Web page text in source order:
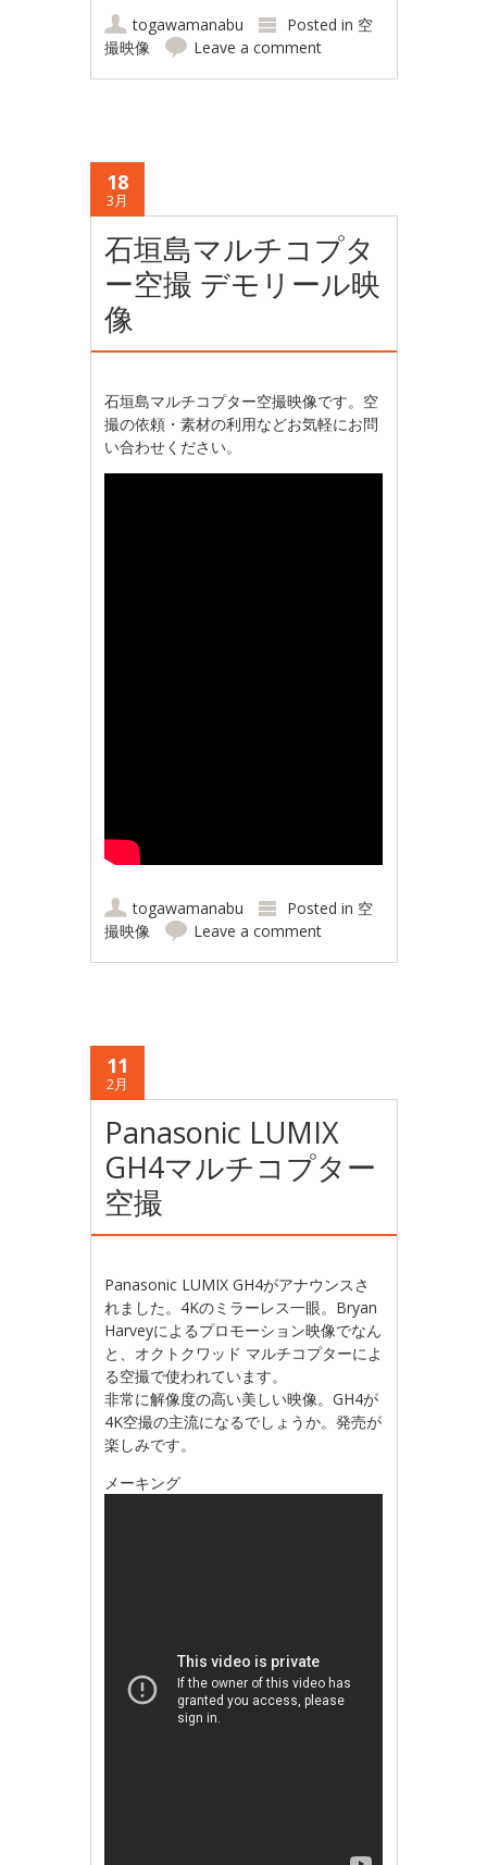
togawamanabu Posted in 空
撮映像
Leave a comment
18
3月
石垣島マルチコプタ
ー空撮 デモリール映
像
石垣島マルチコプター空撮映像です。空
撮の依頼・素材の利用などお気軽にお問
い合わせください。
togawamanabu Posted in 空
撮映像
Leave a comment
11
2月
Panasonic LUMIX
GH4マルチコプター
空撮
Panasonic LUMIX GH4がアナウンスさ
れました。4Kのミラーレス一眼。Bryan
Harveyによるプロモーション映像でなん
と、オクトクワッド マルチコプターによ
る空撮で使われています。
非常に解像度の高い美しい映像。GH4が
4K空撮の主流になるでしょうか。発売が
楽しみです。
メーキング